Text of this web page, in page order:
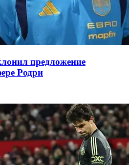
предложение
Родри